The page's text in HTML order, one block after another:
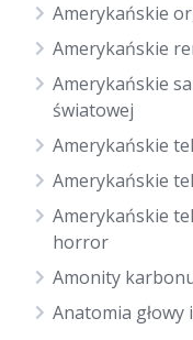
Amerykańskie
Amerykańskie
Amerykańskie
światowej
Amerykańskie
Amerykańskie
Amerykańskie
horror
Amonity
Anatomia głowy